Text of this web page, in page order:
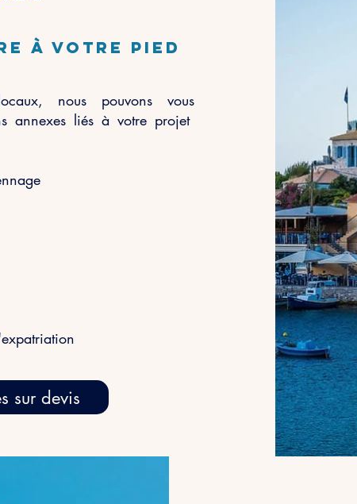
à votre pied
nous pouvons vous
annexes liés à votre projet
sur devis